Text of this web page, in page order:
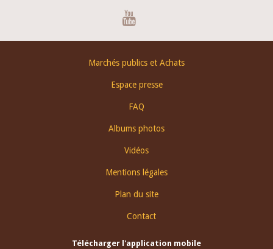
Marchés publics et Achats
Espace presse
FAQ
Albums photos
Vidéos
Mentions légales
Plan du site
Contact
Télécharger l'application mobile